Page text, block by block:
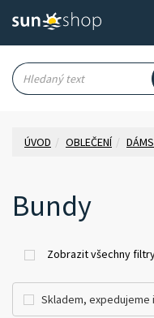
ÚVOD OBLEČENÍ
Bundy
Zobrazit všechny
Skladem, expedujeme